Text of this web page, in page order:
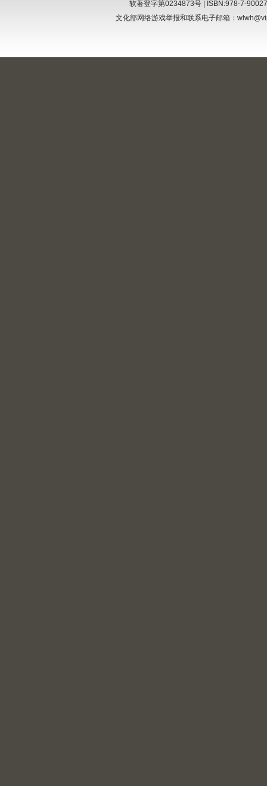
软著登字第0234873号 | ISBN:978-7-
文化部网络游戏举报和联系电子邮箱：